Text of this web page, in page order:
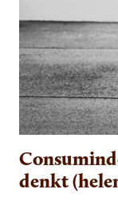
denkt